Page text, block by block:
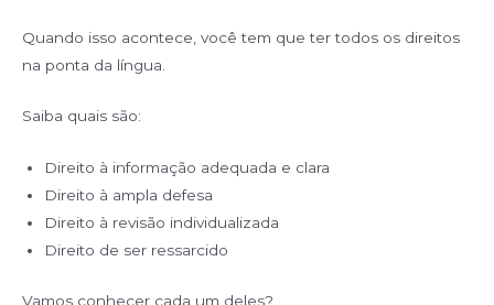
Quando isso acontece, você tem que ter todos os direitos
na ponta da língua.
Saiba quais são:
Direito à informação adequada e clara
Direito à ampla defesa
Direito à revisão individualizada
Direito de ser ressarcido
Vamos conhecer cada um deles?